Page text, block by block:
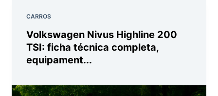
CARROS
Volkswagen Nivus Highline 200
TSI: ficha técnica completa,
equipament...